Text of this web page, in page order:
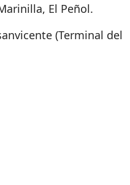
El Peñol.
(Terminal del